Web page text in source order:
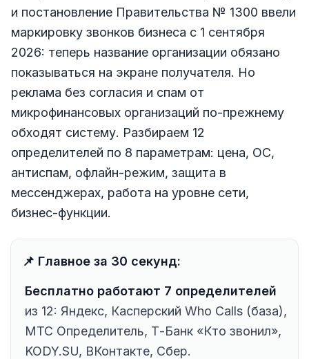
и постановление Правительства № 1300 ввели
маркировку звонков бизнеса с 1 сентября
2026: теперь название организации обязано
показываться на экране получателя. Но
реклама без согласия и спам от
микрофинансовых организаций по-прежнему
обходят систему. Разбираем 12
определителей по 8 параметрам: цена, ОС,
антиспам, офлайн-режим, защита в
мессенджерах, работа на уровне сети,
бизнес-функции.
📌 Главное за 30 секунд:
Бесплатно работают 7 определителей
из 12: Яндекс, Касперский Who Calls (база),
МТС Определитель, Т-Банк «Кто звонил»,
KODY.SU, ВКонтакте, Сбер.